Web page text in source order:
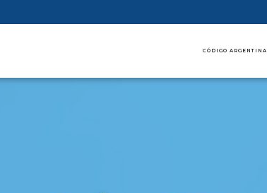
CÓDIGO ARGENTINA